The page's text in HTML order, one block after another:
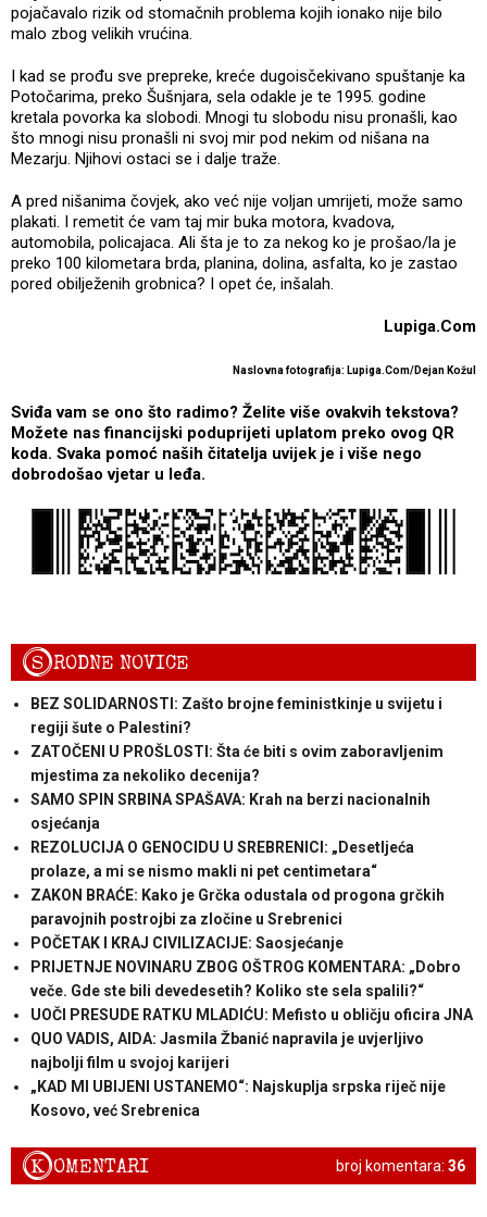
pojačavalo rizik od stomačnih problema kojih ionako nije bilo
malo zbog velikih vrućina.
I kad se prođu sve prepreke, kreće dugoisčekivano spuštanje ka
Potočarima, preko Šušnjara, sela odakle je te 1995. godine
kretala povorka ka slobodi. Mnogi tu slobodu nisu pronašli, kao
što mnogi nisu pronašli ni svoj mir pod nekim od nišana na
Mezarju. Njihovi ostaci se i dalje traže.
A pred nišanima čovjek, ako već nije voljan umrijeti, može samo
plakati. I remetit će vam taj mir buka motora, kvadova,
automobila, policajaca. Ali šta je to za nekog ko je prošao/la je
preko 100 kilometara brda, planina, dolina, asfalta, ko je zastao
pored obilježenih grobnica? I opet će, inšalah.
Lupiga.Com
Naslovna fotografija: Lupiga.Com/Dejan Kožul
Sviđa vam se ono što radimo? Želite više ovakvih tekstova?
Možete nas financijski poduprijeti uplatom preko ovog QR
koda. Svaka pomoć naših čitatelja uvijek je i više nego
dobrodošao vjetar u leđa.
SRODNE NOVICE
BEZ SOLIDARNOSTI: Zašto brojne feministkinje u svijetu i
regiji šute o Palestini?
ZATOČENI U PROŠLOSTI: Šta će biti s ovim zaboravljenim
mjestima za nekoliko decenija?
SAMO SPIN SRBINA SPAŠAVA: Krah na berzi nacionalnih
osjećanja
REZOLUCIJA O GENOCIDU U SREBRENICI: „Desetljeća
prolaze, a mi se nismo makli ni pet centimetara“
ZAKON BRAĆE: Kako je Grčka odustala od progona grčkih
paravojnih postrojbi za zločine u Srebrenici
POČETAK I KRAJ CIVILIZACIJE: Saosjećanje
PRIJETNJE NOVINARU ZBOG OŠTROG KOMENTARA: „Dobro
veče. Gde ste bili devedesetih? Koliko ste sela spalili?“
UOČI PRESUDE RATKU MLADIĆU: Mefisto u obličju oficira JNA
QUO VADIS, AIDA: Jasmila Žbanić napravila je uvjerljivo
najbolji film u svojoj karijeri
„KAD MI UBIJENI USTANEMO“: Najskuplja srpska riječ nije
Kosovo, već Srebrenica
broj komentara: 36
KOMENTARI